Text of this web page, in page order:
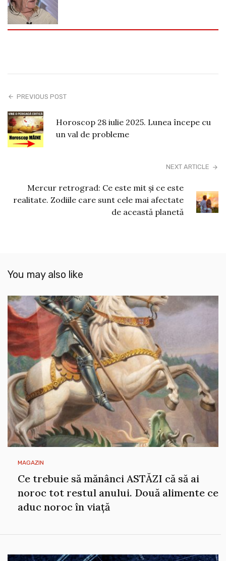
PREVIOUS POST
Horoscop 28 iulie 2025. Lunea începe cu
un val de probleme
NEXT ARTICLE
Mercur retrograd: Ce este mit și ce este
realitate. Zodiile care sunt cele mai afectate
de această planetă
You may also like
MAGAZIN
Ce trebuie să mănânci ASTĂZI că să ai
noroc tot restul anului. Două alimente ce
aduc noroc în viață